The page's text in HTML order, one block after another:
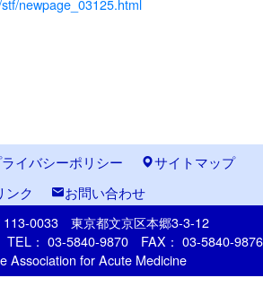
newpage_03125.html
イバシーポリシー
サイトマップ
ンク
お問い合わせ
113-0033 東京都文京区本郷3-3-12
TEL： 03-5840-9870 FAX： 03-5840-9876
Association for Acute Medicine